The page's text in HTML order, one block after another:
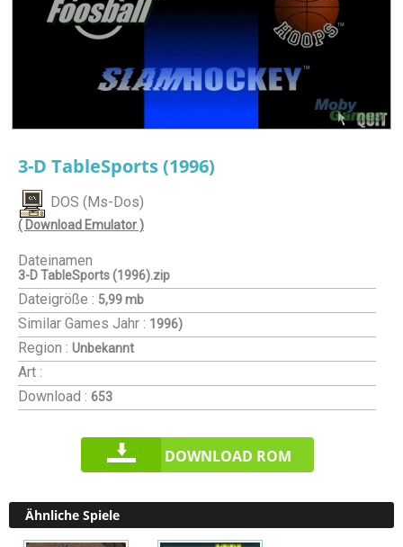
3-D TableSports (1996)
DOS (Ms-Dos)
( Download Emulator )
Dateinamen
3-D TableSports (1996).zip
Dateigröße : 5,99 mb
Similar Games Jahr : 1996)
Region : Unbekannt
Art :
Download : 653
DOWNLOAD ROM
Ähnliche Spiele